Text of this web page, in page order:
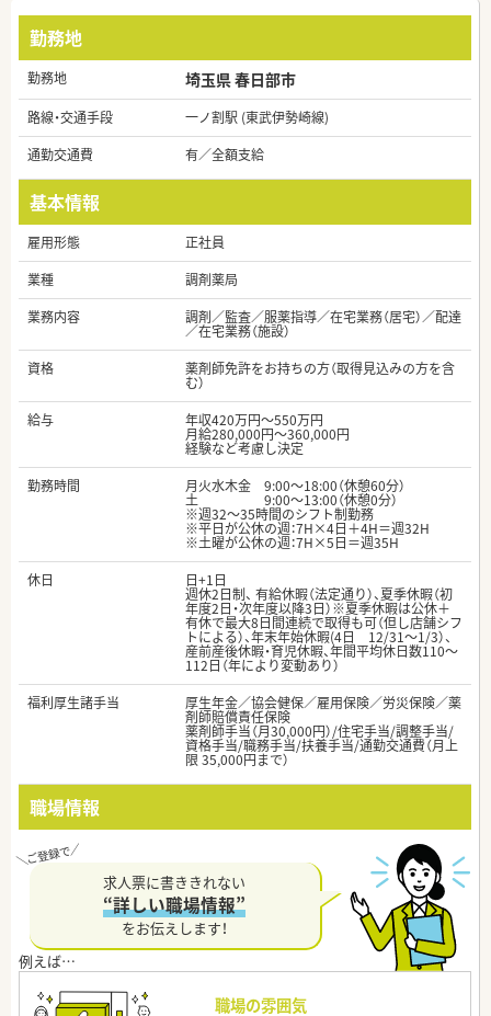
勤務地
勤務地 埼玉県 春日部市
路線・交通手段
一ノ割駅 (東武伊勢崎線)
通勤交通費
有／全額支給
基本情報
雇用形態
正社員
業種
調剤薬局
業務内容
調剤／監査／服薬指導／在宅業務（居宅）／配達
／在宅業務（施設）
資格
薬剤師免許をお持ちの方（取得見込みの方を含
む）
給与
年収420万円～550万円
月給280,000円～360,000円
経験など考慮し決定
勤務時間
月火水木金 9:00～18:00（休憩60分）
土 9:00～13:00（休憩0分）
※週32～35時間のシフト制勤務
※平日が公休の週：7H×4日＋4H＝週32H
※土曜が公休の週：7H×5日＝週35H
休日
日+1日
週休2日制、 有給休暇（法定通り）、夏季休暇（初
年度2日・次年度以降3日）※夏季休暇は公休＋
有休で最大8日間連続で取得も可（但し店舗シフ
トによる）、年末年始休暇(4日 12/31～1/3）、
産前産後休暇・育児休暇、年間平均休日数110～
112日（年により変動あり）
福利厚生諸手当
厚生年金／協会健保／雇用保険／労災保険／薬
剤師賠償責任保険
薬剤師手当（月30,000円）/住宅手当/調整手当/
資格手当/職務手当/扶養手当/通勤交通費（月上
限 35,000円まで）
職場情報
求人票に書ききれない
“詳しい職場情報”
をお伝えします！
職場の雰囲気